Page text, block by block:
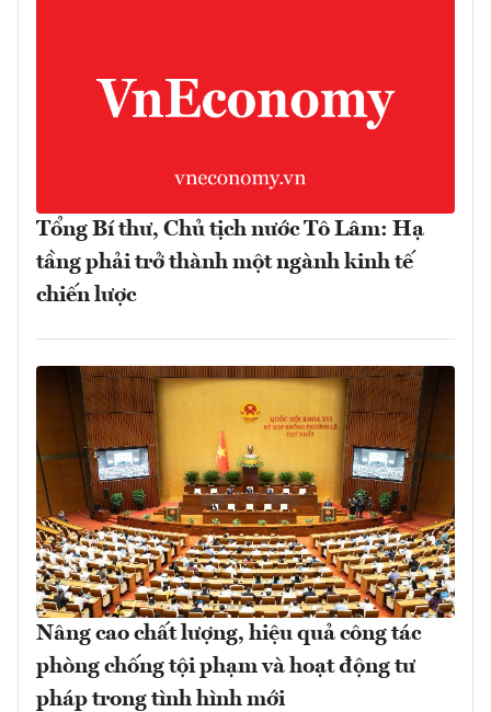
Tổng Bí thư, Chủ tịch nước Tô Lâm: Hạ
tầng phải trở thành một ngành kinh tế
chiến lược
Nâng cao chất lượng, hiệu quả công tác
phòng chống tội phạm và hoạt động tư
pháp trong tình hình mới